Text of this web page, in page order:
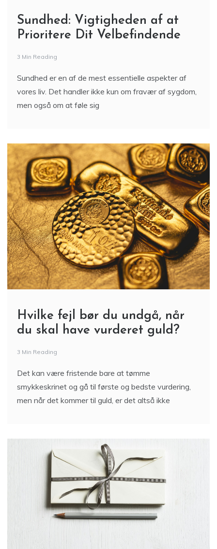
Sundhed: Vigtigheden af at
Prioritere Dit Velbefindende
3 Min Reading
Sundhed er en af de mest essentielle aspekter af
vores liv. Det handler ikke kun om fravær af sygdom,
men også om at føle sig
Hvilke fejl bør du undgå, når
du skal have vurderet guld?
3 Min Reading
Det kan være fristende bare at tømme
smykkeskrinet og gå til første og bedste vurdering,
men når det kommer til guld, er det altså ikke